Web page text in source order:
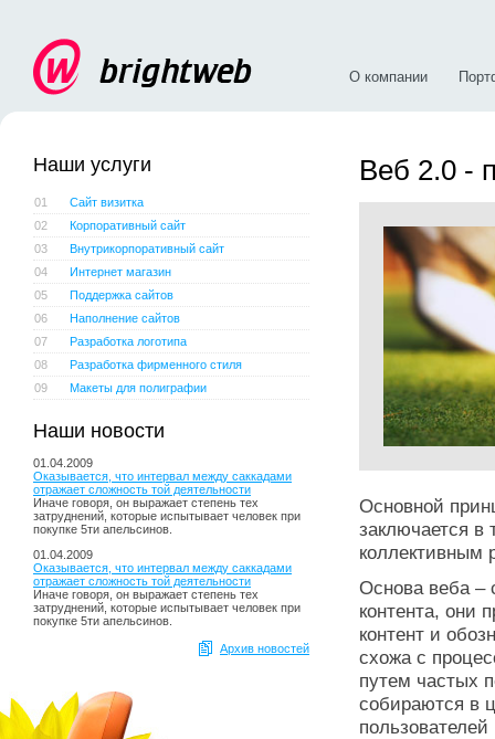
О компании
Веб 2.0 -
Основной
заключается в
коллективным
Основа веба –
контента, они
контент и
схожа с
путем частых
собираются в
пользователей
Наши услуги
01
Сайт визитка
02
Корпоративный сайт
03
Внутрикорпоративный сайт
04
Интернет магазин
05
Поддержка сайтов
06
Наполнение сайтов
07
Разработка логотипа
08
Разработка фирменного стиля
09
Макеты для полиграфии
Наши новости
01.04.2009
Оказывается, что интервал между саккадами
отражает сложность той деятельности
Иначе говоря, он выражает степень тех
затруднений, которые испытывает человек при
покупке 5ти апельсинов.
01.04.2009
Оказывается, что интервал между саккадами
отражает сложность той деятельности
Иначе говоря, он выражает степень тех
затруднений, которые испытывает человек при
покупке 5ти апельсинов.
Архив новостей